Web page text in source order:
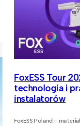
FoxESS Tour
technologia i
instalatorów
FoxESS Poland - materiał